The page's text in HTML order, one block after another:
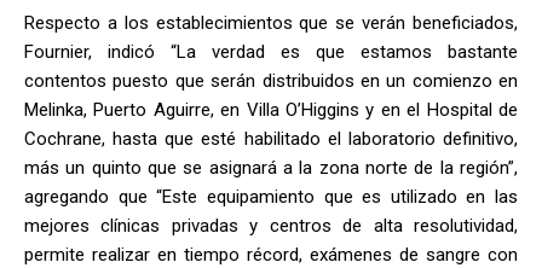
Respecto a los establecimientos que se verán beneficiados,
Fournier, indicó “La verdad es que estamos bastante
contentos puesto que serán distribuidos en un comienzo en
Melinka, Puerto Aguirre, en Villa O’Higgins y en el Hospital de
Cochrane, hasta que esté habilitado el laboratorio definitivo,
más un quinto que se asignará a la zona norte de la región”,
agregando que “Este equipamiento que es utilizado en las
mejores clínicas privadas y centros de alta resolutividad,
permite realizar en tiempo récord, exámenes de sangre con